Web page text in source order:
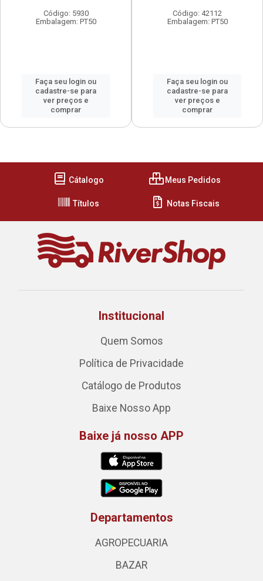
Código: 5930
Embalagem: PT50
Faça seu login ou
cadastre-se para
ver preços e
comprar
Código: 42112
Embalagem: PT50
Faça seu login ou
cadastre-se para
ver preços e
comprar
Cátalogo Meus Pedidos
Títulos Notas Fiscais
Institucional
Quem Somos
Política de Privacidade
Catálogo de Produtos
Baixe Nosso App
Baixe já nosso APP
Departamentos
AGROPECUARIA
BAZAR